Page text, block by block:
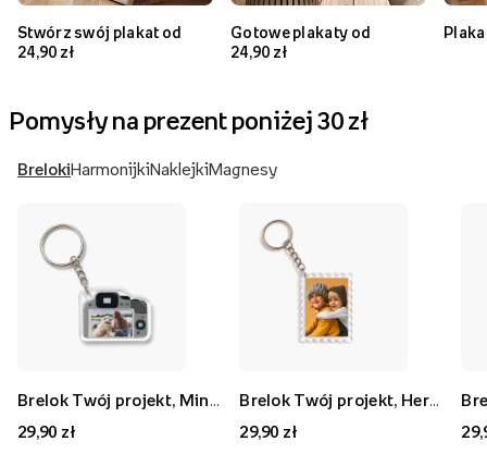
Stwórz swój plakat od
24,90 zł
Gotowe plakaty od
24,90 zł
Pomysły na prezent poniżej 30 zł
BrelokiHarmonijkiNaklejkiMagnesy
29,90 zł
Brelok Twój projekt, Herbatnik, 4,5x6 cm
29,90 zł